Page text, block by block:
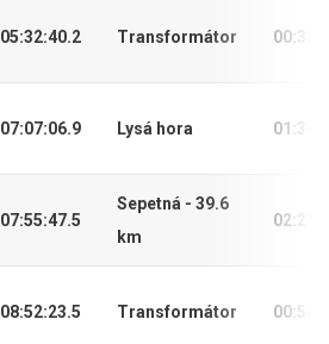
05:32:40.2 Transformátor
07:07:06.9 Lysá hora
07:55:47.5
Sepetná - 39.6
km
08:52:23.5 Transformátor